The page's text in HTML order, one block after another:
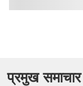
प्रमुख समाचार